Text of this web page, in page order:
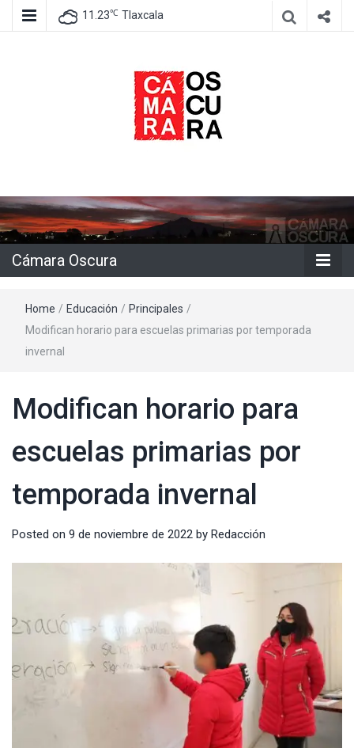
11.23℃ Tlaxcala
Cámara
Oscura
Cámara Oscura
Home / Educación / Principales /
Modifican horario para escuelas primarias por temporada
invernal
Modifican horario para
escuelas primarias por
temporada invernal
Posted on 9 de noviembre de 2022 by Redacción